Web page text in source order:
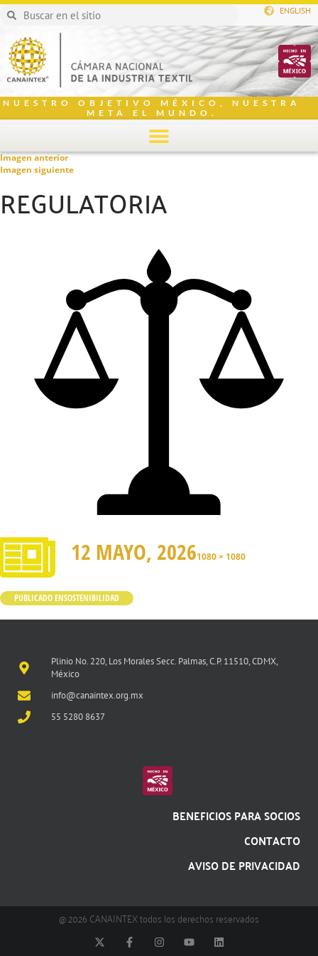
ENGLISH
NUESTRO OBJETIVO MÉXICO, NUESTRA
META EL MUNDO.
Imagen anterior
Imagen siguiente
REGULATORIA
12 MAYO, 20261080 × 1080
PUBLICADO ENSOSTENIBILIDAD
Plinio No. 220, Los Morales Secc. Palmas, C.P. 11510, CDMX,
México
info@canaintex.org.mx
55 5280 8637
BENEFICIOS PARA SOCIOS
CONTACTO
AVISO DE PRIVACIDAD
@ 2026 CANAINTEX todos los derechos reservados